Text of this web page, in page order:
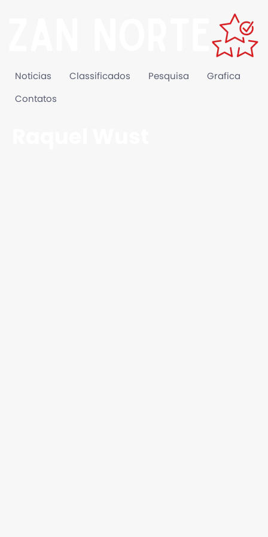
Noticias Classificados Pesquisa Grafica
Contatos